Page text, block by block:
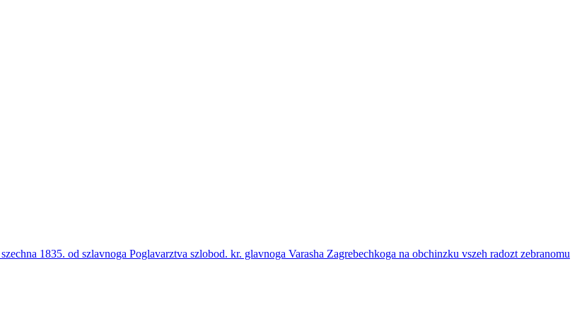
1835. od szlavnoga Poglavarztva szlobod. kr. glavnoga Varasha Zagrebechkoga na obchinzku vszeh radozt zebranomu